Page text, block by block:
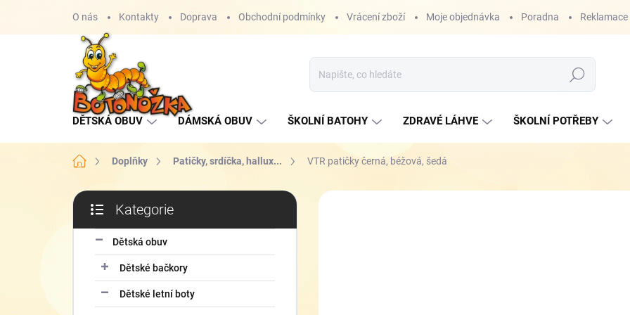
O nás Kontakty Doprava Obchodní podmínky Vrácení zboží Moje objednávka Poradna Reklamace
Hledat
DĚTSKÁ OBUV DÁMSKÁ OBUV ŠKOLNÍ BATOHY ZDRAVÉ LÁHVE ŠKOLNÍ POTŘEBY
Domů Doplňky Patičky, srdíčka, hallux... VTR patičky černá, béžová, šedá
P
s
kategorie
Kategorie
Dětská obuv
Dětské bačkory
Dětské letní boty
ZNAČKA: